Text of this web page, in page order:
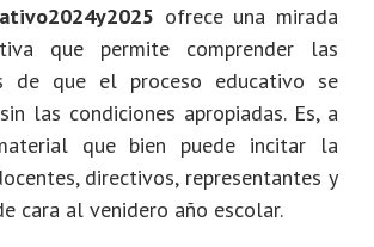
ofrece una mirada
que permite comprender las
de que el proceso educativo se
las condiciones apropiadas. Es, a
que bien puede incitar la
directivos, representantes y
cara al venidero año escolar.